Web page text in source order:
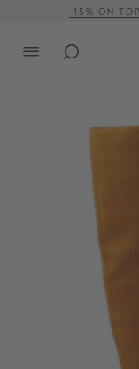
springen-15% ON